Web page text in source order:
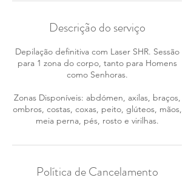
Descrição do serviço
Depilação definitiva com Laser SHR. Sessão
para 1 zona do corpo, tanto para Homens
como Senhoras.
Zonas Disponíveis: abdómen, axilas, braços,
ombros, costas, coxas, peito, glúteos, mãos,
meia perna, pés, rosto e virilhas.
Política de Cancelamento